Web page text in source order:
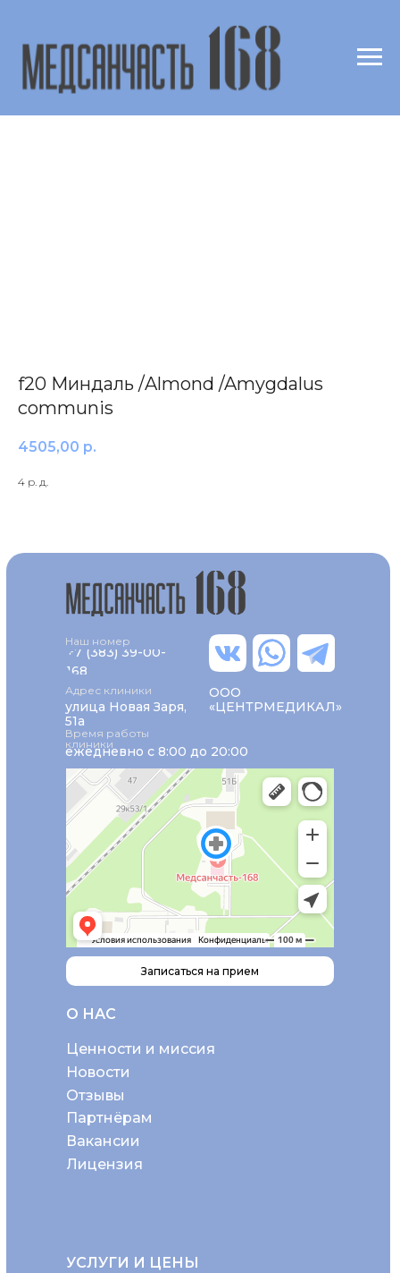
f20 Миндаль /Almond /Amygdalus
communis
4505,00 р.
4 р. д.
О НАС
Ценности и миссия
Новости
+7 (383) 39-00-
168
Отзывы
Партнёрам
Вакансии
Лицензия
УСЛУГИ И ЦЕНЫ
Наш номер
ежедневно с 8:00 до 20:00
Время работы
клиники
Адрес клиники
улица Новая Заря,
51а
ООО
«ЦЕНТРМЕДИКАЛ»
Записаться на прием